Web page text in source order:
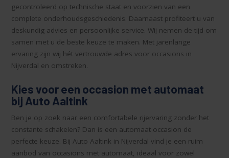
gecontroleerd op technische staat en voorzien van een
complete onderhoudsgeschiedenis. Daarnaast profiteert u van
deskundig advies en persoonlijke service. Wij nemen de tijd om
samen met u de beste keuze te maken. Met jarenlange
ervaring zijn wij hét vertrouwde adres voor occasions in
Nijverdal en omstreken.
Kies voor een occasion met automaat
bij Auto Aaltink
Ben je op zoek naar een comfortabele rijervaring zonder het
constante schakelen? Dan is een automaat occasion de
perfecte keuze. Bij Auto Aaltink in Nijverdal vind je een ruim
aanbod van occasions met automaat, ideaal voor zowel